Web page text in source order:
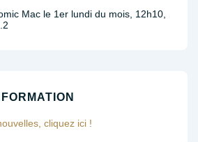
Mac le 1er lundi du mois, 12h10,
cliquez ici !